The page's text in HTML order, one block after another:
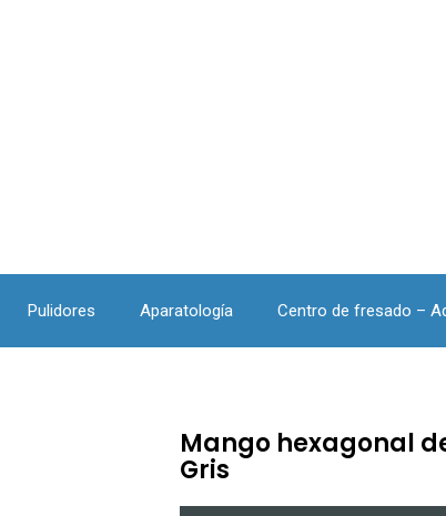
Pulidores Aparatología Centro de fresado –
Mango hexagonal
Gris